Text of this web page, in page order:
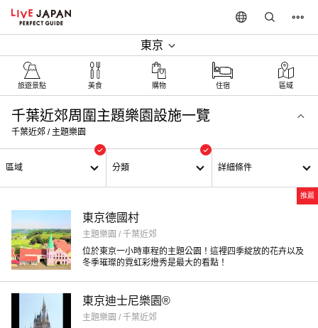
東京
旅遊景點‎ 美食 購物 住宿 區域
千葉近郊周圍主題樂園設施一覽
千葉近郊 / 主題樂園
區域 分類 詳細條件
推薦
東京德國村
主題樂園 / 千葉近郊
位於東京一小時車程的主題公園！這裡四季綻放的花卉以及
冬季璀璨的霓虹彩燈秀是最大的看點！
東京迪士尼樂園®
主題樂園 / 千葉近郊